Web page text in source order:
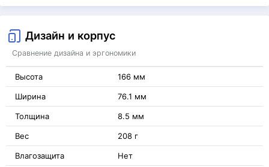
Дизайн и корпус
Сравнение дизайна и эргономики
Высота 166 мм
Ширина 76.1 мм
Толщина 8.5 мм
Вес 208 г
Влагозащита Нет